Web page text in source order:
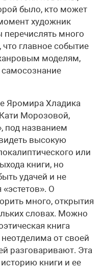
было, кто может
художник
много
главное событие
моделям,
Яромира Хладика
Морозовой,
под названием
высокую
или
книги, но
удачей и не
О
много, открытия
словах. Можно
книга
от своей
разговаривают. Эта
историю книги и ее